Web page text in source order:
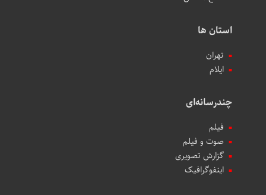
استان ها
تهران
ایلام
چندرسانه‌ای
فیلم
صوت و فیلم
گزارش تصویری
اینفوگرافیک